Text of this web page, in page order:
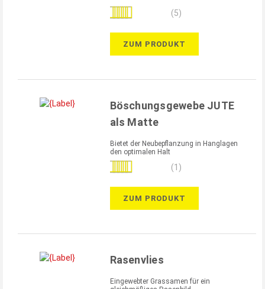
Bewertung: (5)
ZUM PRODUKT
Böschungsgewebe JUTE
als Matte
Bietet der Neubepflanzung in Hanglagen
den optimalen Halt
Bewertung:
(1)
ZUM PRODUKT
Rasenvlies
Eingewebter Grassamen für ein